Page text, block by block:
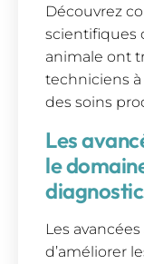
Découvrez
scientifiques
animale ont
techniciens à
des soins
Les
le
Les
d’améliorer